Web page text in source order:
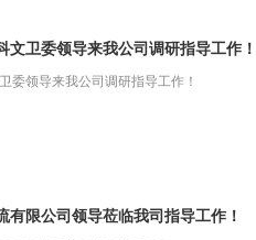
文卫委领导来我公司调研指导工作！
委领导来我公司调研指导工作！
有限公司领导莅临我司指导工作！